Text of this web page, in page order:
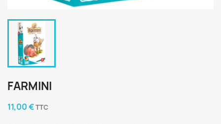
FARMINI
11,00 €TTC